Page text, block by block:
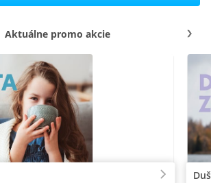
Aktuálne promo akcie